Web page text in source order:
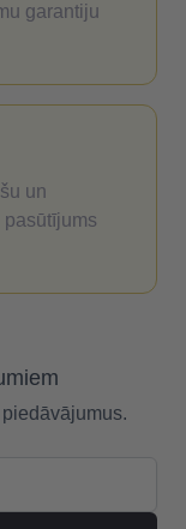
garantiju
un